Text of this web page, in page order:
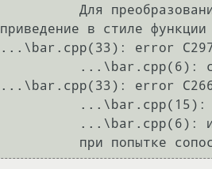
приведение в стиле функции
...\bar.cpp(33): error
...\bar.cpp(33): error